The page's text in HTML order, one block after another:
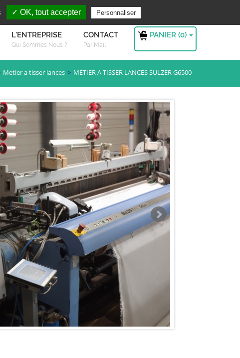
S'authentifier
?
L'ENTREPRISE
Qui Sommes Nous ?
CONTACT
Par Mail
PANIER (0)
Metier a tisser lances METIER A TISSER LANCES SULZER G6500
✓ OK, tout accepter Personnaliser